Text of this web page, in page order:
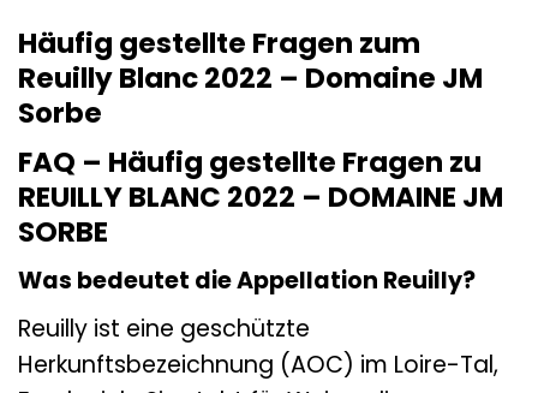
Häufig gestellte Fragen zum
Reuilly Blanc 2022 – Domaine JM
Sorbe
FAQ – Häufig gestellte Fragen zu
REUILLY BLANC 2022 – DOMAINE JM
SORBE
Was bedeutet die Appellation Reuilly?
Reuilly ist eine geschützte
Herkunftsbezeichnung (AOC) im Loire-Tal,